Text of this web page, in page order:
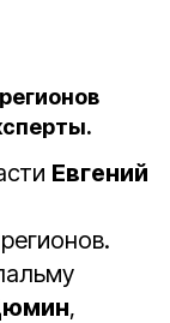
Евгений
,